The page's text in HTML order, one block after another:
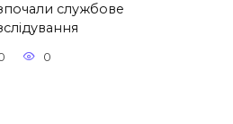
службове
0